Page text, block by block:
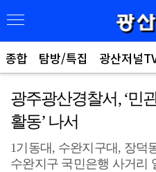
종합 탐방/특집 광산저널
광주광산경찰서, ‘민
활동’ 나서
1기동대, 수완지구대, 장덕
수완지구 국민은행 사거리